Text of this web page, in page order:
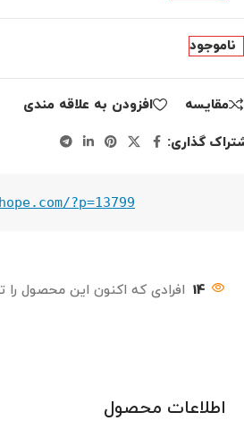
ناموجود
مقايسه
افزودن به علاقه مندی
گذاری:
?p=13799
14 افرادی که اکنون این محصول را
اطلاعات محصول